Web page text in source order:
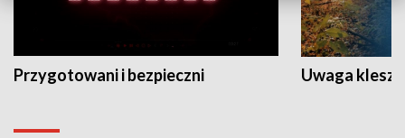
Przygotowani i bezpieczni Uwaga